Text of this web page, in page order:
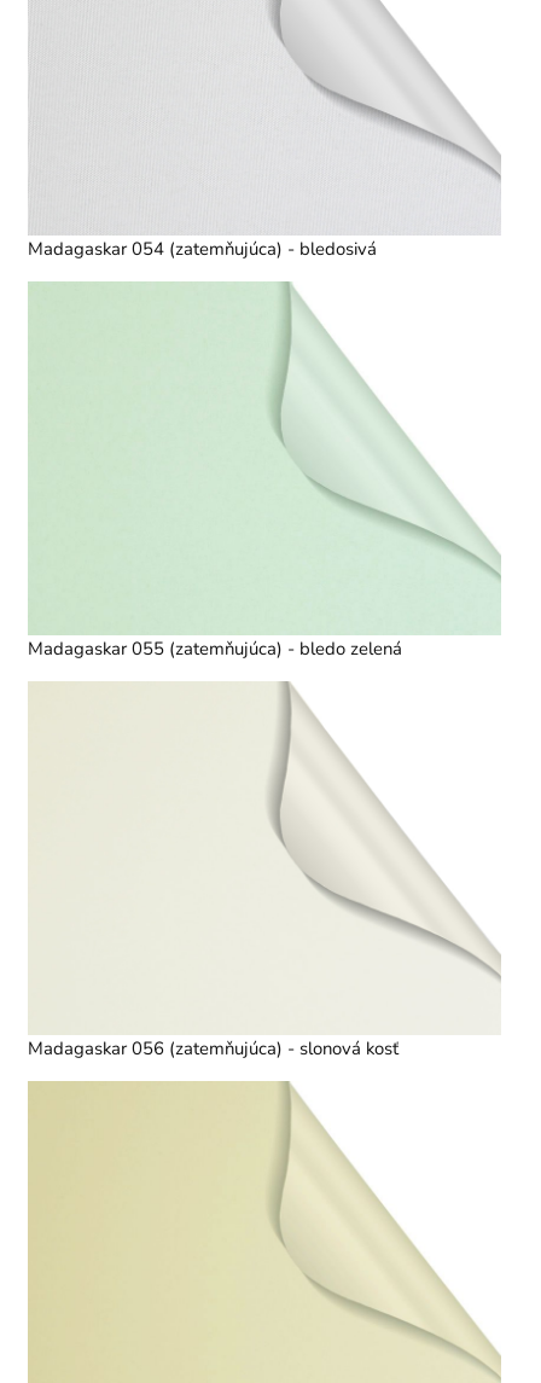
Madagaskar 054 (zatemňujúca) - bledosivá
Madagaskar 055 (zatemňujúca) - bledo zelená
Madagaskar 056 (zatemňujúca) - slonová kosť